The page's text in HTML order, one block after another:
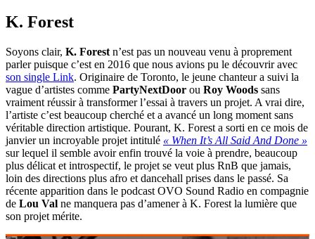
K. Forest
Soyons clair, K. Forest n’est pas un nouveau venu à proprement
parler puisque c’est en 2016 que nous avions pu le découvrir avec
son single Link. Originaire de Toronto, le jeune chanteur a suivi la
vague d’artistes comme PartyNextDoor ou Roy Woods sans
vraiment réussir à transformer l’essai à travers un projet. A vrai dire,
l’artiste c’est beaucoup cherché et a avancé un long moment sans
véritable direction artistique. Pourant, K. Forest a sorti en ce mois de
janvier un incroyable projet intitulé « When It’s All Said And Done »
sur lequel il semble avoir enfin trouvé la voie à prendre, beaucoup
plus délicat et introspectif, le projet se veut plus RnB que jamais,
loin des directions plus afro et dancehall prises dans le passé. Sa
récente apparition dans le podcast OVO Sound Radio en compagnie
de Lou Val ne manquera pas d’amener à K. Forest la lumière que
son projet mérite.